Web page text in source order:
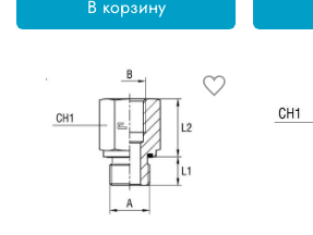
В корзину